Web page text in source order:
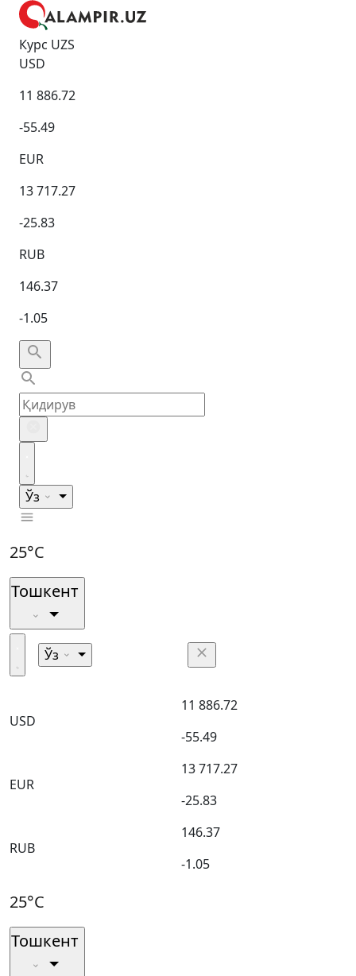
Курс UZS
USD
11 886.72
-55.49
EUR
13 717.27
-25.83
RUB
146.37
-1.05
Ўз
25°C
Тошкент
Ўз
USD
11 886.72
-55.49
EUR
13 717.27
-25.83
RUB
146.37
-1.05
25°C
Тошкент